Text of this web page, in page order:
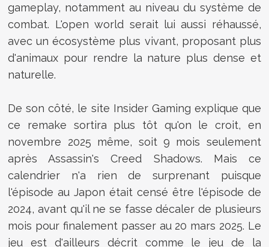
gameplay, notamment au niveau du système de
combat. L'open world serait lui aussi réhaussé,
avec un écosystème plus vivant, proposant plus
d'animaux pour rendre la nature plus dense et
naturelle.
De son côté, le site Insider Gaming explique que
ce remake sortira plus tôt qu'on le croit, en
novembre 2025 même, soit 9 mois seulement
après Assassin's Creed Shadows. Mais ce
calendrier n'a rien de surprenant puisque
l'épisode au Japon était censé être l'épisode de
2024, avant qu'il ne se fasse décaler de plusieurs
mois pour finalement passer au 20 mars 2025. Le
jeu est d'ailleurs décrit comme le jeu de la